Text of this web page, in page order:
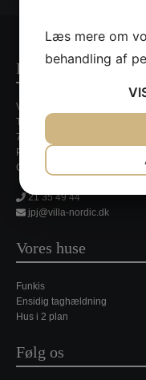
Villa Nordic
Tirsbækvej 13A
7120 Vejle Ø
Persondatapolitik
CVR. nr. 35648429
21 35 49 44
jpj@villa-nordic.dk
Vores huse
Funkis
Ensidig taghældning
Hus i 2 plan
Følg os
Læs mere om
behandling af
MARKETING